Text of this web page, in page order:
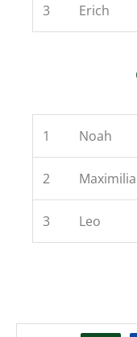
3 Erich
1 Noah
2
3 Leo